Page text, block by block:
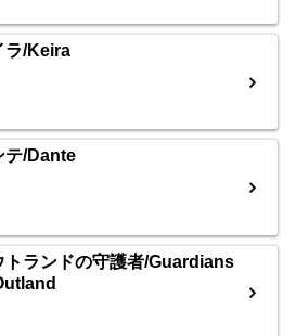
ラ/Keira
テ/Dante
トランドの守護者/Guardians